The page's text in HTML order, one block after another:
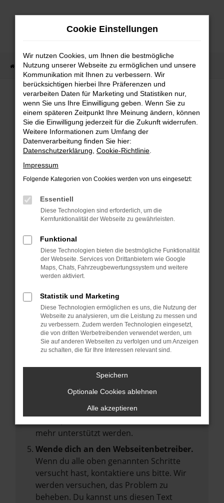
Zum
Startseite Fahrzeugangebote Fahrzeug-Showroom
Fehler: Network Error
Beim Laden ist ein Fehler aufgetreten.
Hier sind ein paar Tipps, die dir helfen können:
Internetverbindung.
Laden andere Webseiten, zum Beispiel
Prüfe deine Browsererweiterungen.
Manche Erweiterungen, wie Werbeblocker,
können das Laden bestimmter Seiten
verhindern. Funktioniert die Seite in einem
anderen Browser oder in einem privaten
Fenster?
Starte dein Gerät neu.
Das kann manchmal helfen,
vorübergehende Probleme zu beheben.
Betriebssystem auf dem neuesten Stand
Veraltete Software birgt nicht nur ein
Sicherheitsrisiko, sondern kann auch dazu
mehr unterstützt werden.
Wende dich an den Webseitenbetreiber.
Wenn du alle oben genannten Schritte
versucht hast, kontaktiere uns bitte. Wir
werden versuchen, das Problem zu
beheben. Du kannst uns diesen Text
Cookie Einstellungen
Wir nutzen Cookies, um Ihnen die bestmögliche
Nutzung unserer Webseite zu ermöglichen und unsere
Kommunikation mit Ihnen zu verbessern. Wir
berücksichtigen hierbei Ihre Präferenzen und
verarbeiten Daten für Marketing und Statistiken nur,
wenn Sie uns Ihre Einwilligung geben. Wenn Sie zu
einem späteren Zeitpunkt Ihre Meinung ändern, können
Sie die Einwilligung jederzeit für die Zukunft widerrufen.
Weitere Informationen zum Umfang der
Datenverarbeitung finden Sie hier:
Datenschutzerklärung Cookie-Richtlinie
Impressum
Folgende Kategorien von Cookies werden von uns eingesetzt:
Essentiell
Diese Technologien sind erforderlich, um die
Kernfunktionalität der Webseite zu gewährleisten.
Funktional
Diese Technologien bieten die bestmögliche Funktionalität
der Webseite. Services von Drittanbietern wie Google
Maps, Chats, Fahrzeugbewertungssystem und weitere
werden aktiviert.
Statistik und Marketing
Diese Technologien ermöglichen es uns, die Nutzung der
Webseite zu analysieren, um die Leistung zu messen und
zu verbessern. Zudem werden Technologien eingesetzt,
die von dritten Werbetreibenden verwendet werden, um
Sie auf anderen Webseiten zu verfolgen und um Anzeigen
zu schalten, die für Ihre Interessen relevant sind.
Speichern
Optionale Cookies ablehnen
Alle akzeptieren